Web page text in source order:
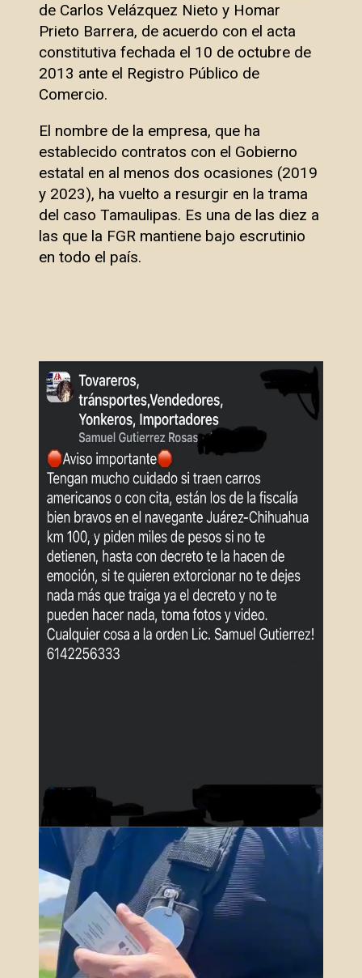
de Carlos Velázquez Nieto y Homar
Prieto Barrera, de acuerdo con el acta
constitutiva fechada el 10 de octubre de
2013 ante el Registro Público de
Comercio.
El nombre de la empresa, que ha
establecido contratos con el Gobierno
estatal en al menos dos ocasiones (2019
y 2023), ha vuelto a resurgir en la trama
del caso Tamaulipas. Es una de las diez a
las que la FGR mantiene bajo escrutinio
en todo el país.